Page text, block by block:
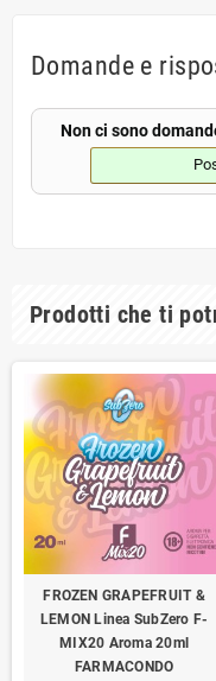
Domande e
Non ci sono
Prodotti che ti
FROZEN GRAPEFRUIT &
LEMON Linea SubZero F-
MIX20 Aroma 20ml
FARMACONDO